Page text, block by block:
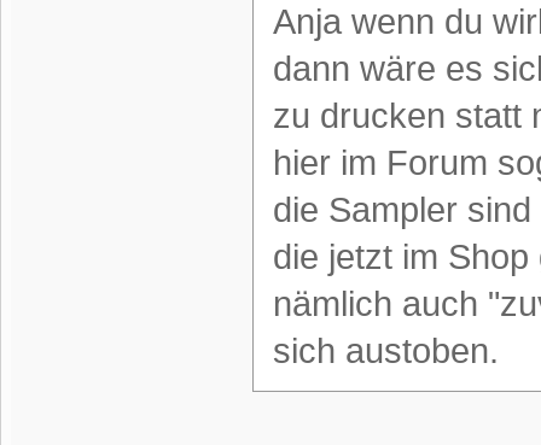
Anja wenn du
dann wäre es
zu drucken statt
hier im Forum
die Sampler
die jetzt im
nämlich auch
sich austoben.